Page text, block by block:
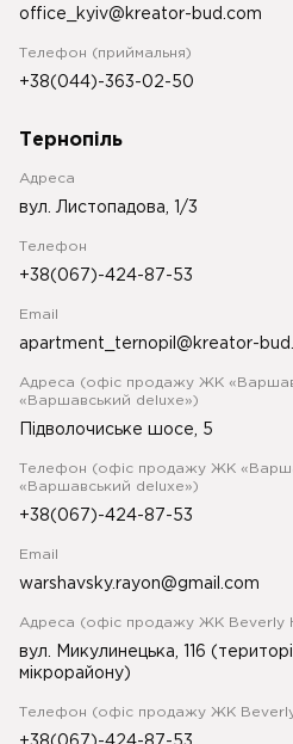
office_kyiv@kreator-bud.com
Телефон (приймальня)
+38(044)-363-02-50
Тернопіль
Адреса
вул. Листопадова, 1/3
Телефон
+38(067)-424-87-53
Email
apartment_ternopil@kreator-
Адреса (офіс продажу ЖК
«Варшавський deluxe»)
Підволочиське шосе, 5
Телефон (офіс продажу ЖК
«Варшавський deluxe»)
+38(067)-424-87-53
Email
warshavsky.rayon@gmail.com
Адреса (офіс продажу ЖК Beverly
вул. Микулинецька, 116
мікрорайону)
Телефон (офіс продажу ЖК